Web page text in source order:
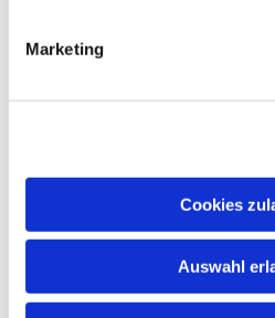
Marketing
Cookies
Auswahl